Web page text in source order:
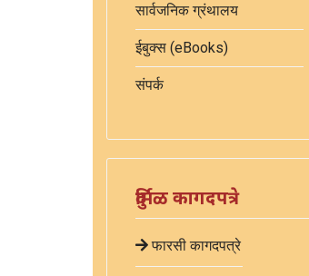
सार्वजनिक ग्रंथालय
ईबुक्स (eBooks)
संपर्क
दुर्मिळ कागदपत्रे
फारसी कागदपत्रे